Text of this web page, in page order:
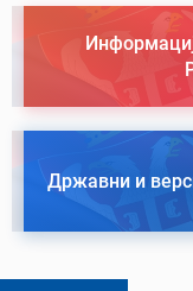
Државни и